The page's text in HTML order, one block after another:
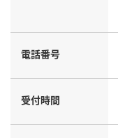
電話番号
受付時間